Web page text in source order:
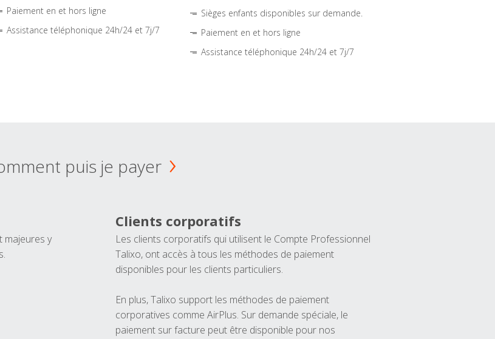
Paiement en et hors ligne
Assistance téléphonique 24h/24 et 7j/7
Sièges enfants disponibles sur demande.
Paiement en et hors ligne
Assistance téléphonique 24h/24 et 7j/7
puis je payer
majeures y
Clients corporatifs
Les clients corporatifs qui utilisent le Compte Professionnel
Talixo, ont accès à tous les méthodes de paiement
disponibles pour les clients particuliers.
En plus, Talixo support les méthodes de paiement
corporatives comme AirPlus. Sur demande spéciale, le
paiement sur facture peut être disponible pour nos